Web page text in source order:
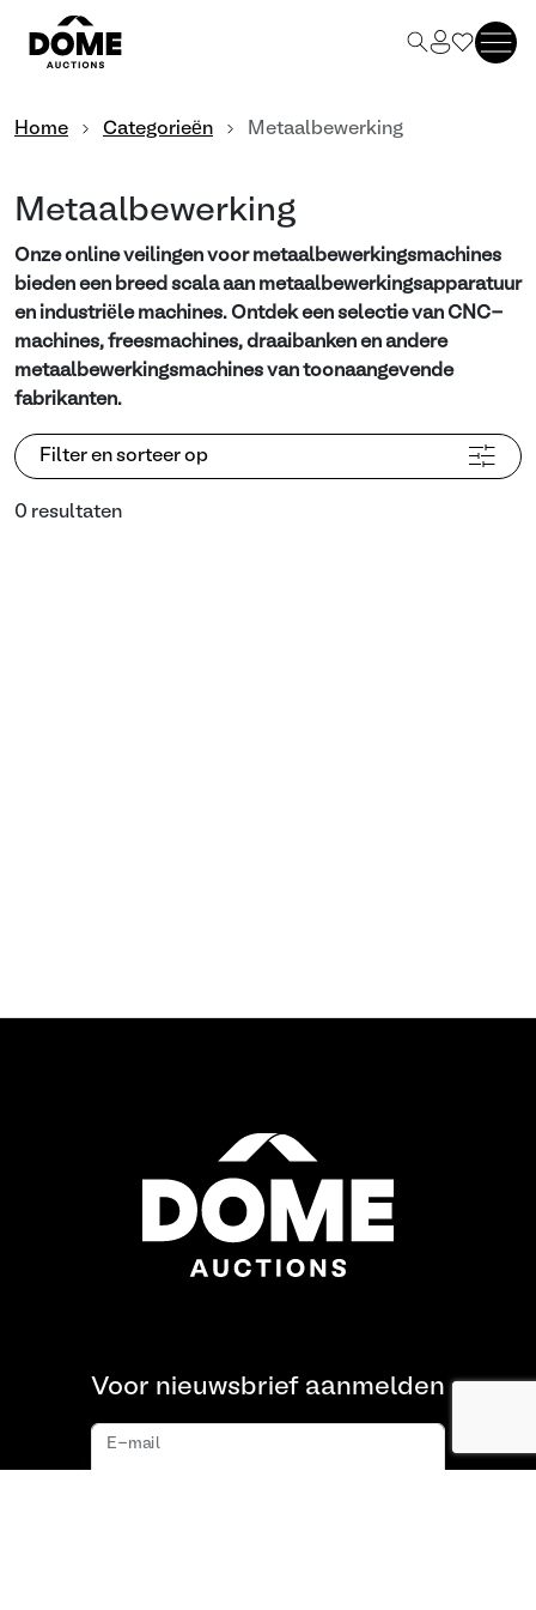
Home Categorieën Metaalbewerking
Metaalbewerking
Onze online veilingen voor metaalbewerkingsmachines
bieden een breed scala aan metaalbewerkingsapparatuur
en industriële machines. Ontdek een selectie van CNC-
machines, freesmachines, draaibanken en andere
metaalbewerkingsmachines van toonaangevende
fabrikanten.
Filter en sorteer op
0 resultaten
Voor nieuwsbrief aanmelden
E-mail